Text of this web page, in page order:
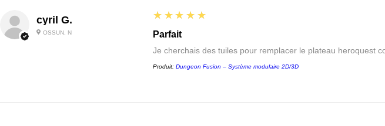
cyril G.
OSSUN, N
5
★★★★★
Parfait
Je cherchais des tuiles pour remplacer le plateau heroquest
Produit: Dungeon Fusion – Système modulaire 2D/3D